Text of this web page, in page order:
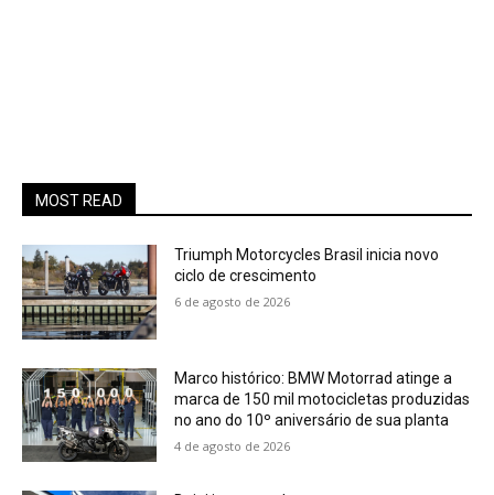
MOST READ
Triumph Motorcycles Brasil inicia novo
ciclo de crescimento
6 de agosto de 2026
Marco histórico: BMW Motorrad atinge a
marca de 150 mil motocicletas produzidas
no ano do 10º aniversário de sua planta
4 de agosto de 2026